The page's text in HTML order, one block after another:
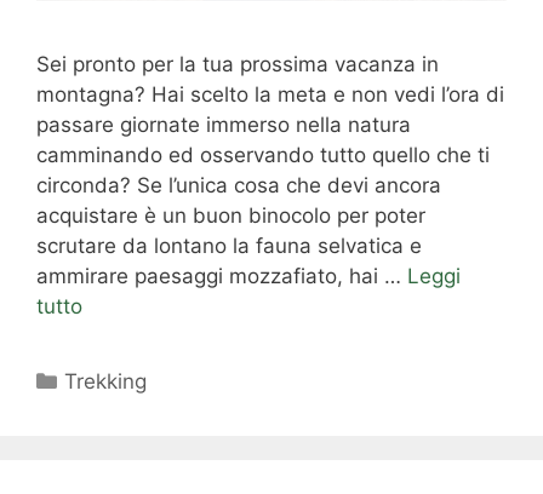
Sei pronto per la tua prossima vacanza in
montagna? Hai scelto la meta e non vedi l’ora di
passare giornate immerso nella natura
camminando ed osservando tutto quello che ti
circonda? Se l’unica cosa che devi ancora
acquistare è un buon binocolo per poter
scrutare da lontano la fauna selvatica e
ammirare paesaggi mozzafiato, hai … Leggi
tutto
Categorie
Trekking